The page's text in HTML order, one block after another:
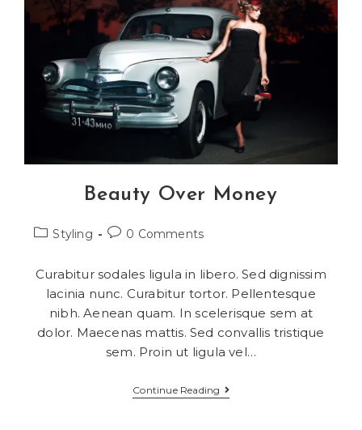
Beauty Over Money
Styling 0 Comments
Curabitur sodales ligula in libero. Sed dignissim
lacinia nunc. Curabitur tortor. Pellentesque
nibh. Aenean quam. In scelerisque sem at
dolor. Maecenas mattis. Sed convallis tristique
sem. Proin ut ligula vel…
Continue Reading